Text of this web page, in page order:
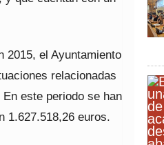
2015, el Ayuntamiento
relacionadas
este periodo se han
1.627.518,26 euros.